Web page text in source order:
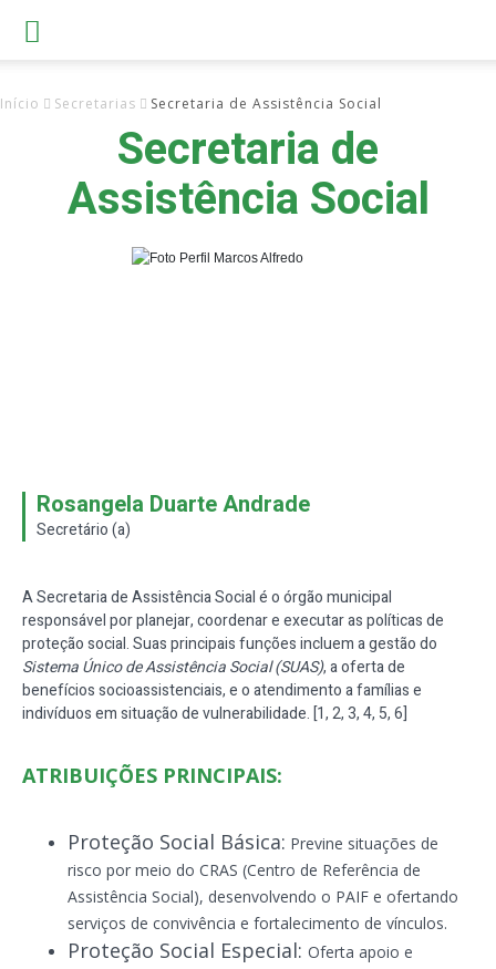
Início Secretarias Secretaria de Assistência Social
Secretaria de
Assistência Social
Rosangela Duarte Andrade
Secretário (a)
A Secretaria de Assistência Social é o órgão municipal
responsável porplanejar, coordenar e executar as políticas de
proteção social. Suas principais funções incluem a gestão do
Sistema Único de Assistência Social (SUAS), a oferta de
benefícios socioassistenciais, e o atendimento a famílias e
indivíduos em situação de vulnerabilidade. [1,2,3,4, 5,6]
ATRIBUIÇÕES PRINCIPAIS:
Proteção Social Básica: Previne situações de
risco por meio do CRAS (Centro de Referência de
Assistência Social), desenvolvendo o PAIF e ofertando
serviços de convivência e fortalecimento de vínculos.
Proteção Social Especial: Oferta apoio e